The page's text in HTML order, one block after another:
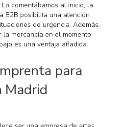
Lo comentábamos al inicio, la
B2B posibilita una atención
de urgencia. Además,
mercancía en el momento
es una ventaja añadida.
para
Madrid